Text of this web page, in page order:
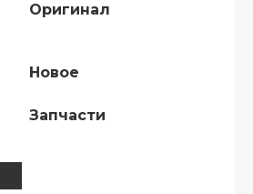
Оригинал
Новое
Запчасти